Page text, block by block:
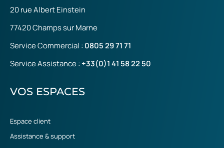
20 rue Albert Einstein
77420 Champs sur Marne
Service Commercial : 0805 29 71 71
Service Assistance : +33(0)1 41 58 22 50
VOS ESPACES
Espace client
Assistance & support